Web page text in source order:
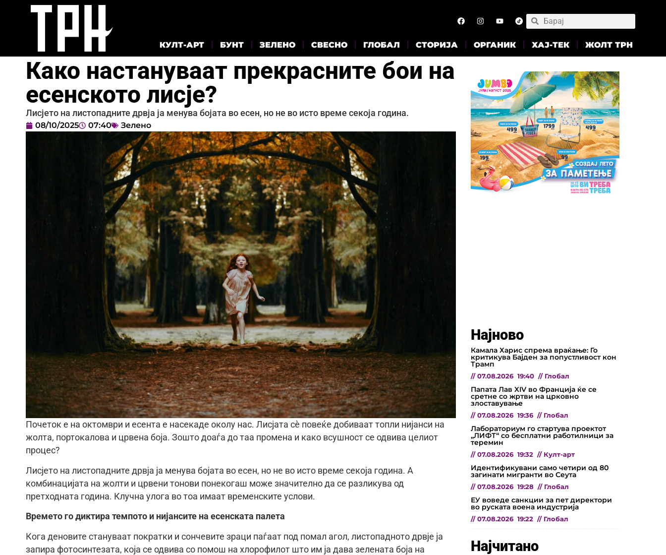
КУЛТ-АРТ БУНТ ЗЕЛЕНО СВЕСНО ГЛОБАЛ СТОРИЈА ОРГАНИК ХАЈ-ТЕК ЖОЛТ ТРН
Како настануваат прекрасните бои на
есенското лисје?
Лисјето на листопадните дрвја ја менува бојата во есен, но не во исто време секоја година.
08/10/2025 07:40 Зелено
Почеток е на октомври и есента е насекаде околу нас. Лисјата сè повеќе добиваат топли нијанси на
жолта, портокалова и црвена боја. Зошто доаѓа до таа промена и како всушност се одвива целиот
процес?
Лисјето на листопадните дрвја ја менува бојата во есен, но не во исто време секоја година. А
комбинацијата на жолти и црвени тонови понекогаш може значително да се разликува од
претходната година. Клучна улога во тоа имаат временските услови.
Времето го диктира темпото и нијансите на есенската палета
Кога деновите стануваат пократки и сончевите зраци паѓаат под помал агол, листопадното дрвје ја
запира фотосинтезата, која се одвива со помош на хлорофилот што им ја дава зелената боја на
Најново
Камала Харис спрема враќање: Го
критикува Бајден за попустливост кон
Трамп
// 07.08.2026 19:40 // Глобал
Папата Лав XIV во Франција ќе се
сретне со жртви на црковно
злоставување
// 07.08.2026 19:36 // Глобал
Лабораториум го стартува проектот
„ЛИФТ“ со бесплатни работилници за
теремин
// 07.08.2026 19:32 // Култ-арт
Идентификувани само четири од 80
загинати мигранти во Сеута
// 07.08.2026 19:28 // Глобал
ЕУ воведе санкции за пет директори
во руската воена индустрија
// 07.08.2026 19:22 // Глобал
Најчитано